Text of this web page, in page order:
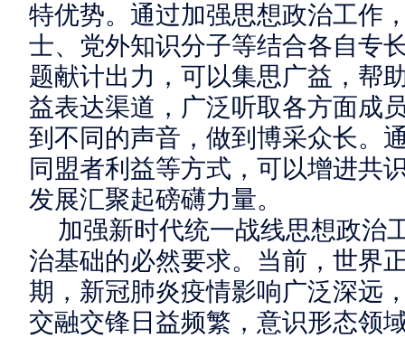
特优势。通过加强思想政治工作
士、党外知识分子等结合各自专
题献计出力，可以集思广益，帮
益表达渠道，广泛听取各方面成
到不同的声音，做到博采众长。
同盟者利益等方式，可以增进共
发展汇聚起磅礴力量。
加强新时代统一战线思想政治
治基础的必然要求。当前，世界
期，新冠肺炎疫情影响广泛深远
交融交锋日益频繁，意识形态领